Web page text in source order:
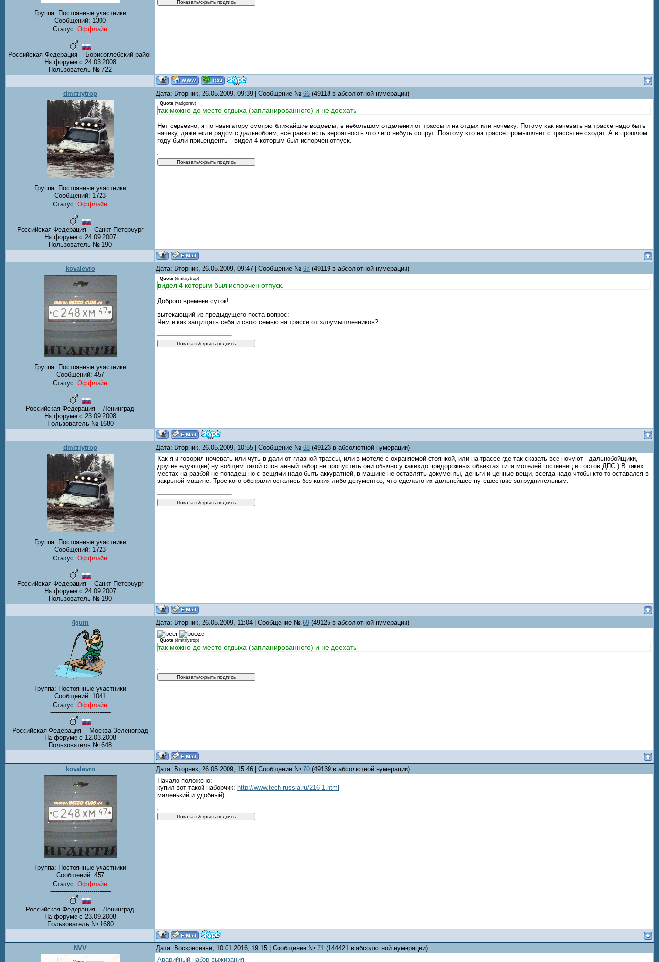
Группа: Постоянные участники
Сообщений: 1300
Статус: Оффлайн
-------------------------------
Российская Федерация - Борисоглебский район
На форуме с 24.03.2008
Пользователь № 722
dmitriytrop Дата: Вторник, 26.05.2009, 09:39 | Сообщение № 66 (49118 в абсолютной нумерации)
Группа: Постоянные участники
Сообщений: 1723
Статус: Оффлайн
-------------------------------
Российская Федерация - Санкт Петербург
На форуме с 24.09.2007
Пользователь № 190
Quote (vadgorev)
так можно до место отдыха (запланированного) и не доехать
Нет серьезно, я по навигатору смотрю ближайшие водоемы, в небольшом отдалении от трассы и на отдых или ночевку. Потому как начевать на трассе надо быть
начеку, даже если рядом с дальнобоем, всё равно есть вероятность что чего нибуть сопрут. Поэтому кто на трассе промышляет с трассы не сходят. А в прошлом
году были приценденты - видел 4 которым был испорчен отпуск.
kovalevro Дата: Вторник, 26.05.2009, 09:47 | Сообщение № 67 (49119 в абсолютной нумерации)
Группа: Постоянные участники
Сообщений: 457
Статус: Оффлайн
-------------------------------
Российская Федерация - Ленинград
На форуме с 23.09.2008
Пользователь № 1680
Quote (dmitriytrop)
видел 4 которым был испорчен отпуск.
Доброго времени суток!
вытекающий из предыдущего поста вопрос:
Чем и как защищать себя и свою семью на трассе от злоумышленников?
dmitriytrop Дата: Вторник, 26.05.2009, 10:55 | Сообщение № 68 (49123 в абсолютной нумерации)
Группа: Постоянные участники
Сообщений: 1723
Статус: Оффлайн
-------------------------------
Российская Федерация - Санкт Петербург
На форуме с 24.09.2007
Пользователь № 190
Как я и говорил ночевать или чуть в дали от главной трассы, или в мотеле с охраняемой стоянкой, или на трассе где так сказать все ночуют - дальнобойщики,
другие едующие( ну вобщем такой спонтанный табор не пропустить они обычно у какихдо придорожных объектах типа мотелей гостинниц и постов ДПС.) В таких
местах на разбой не попадеш но с вещями надо быть аккуратней, в машине не оставлять документы, деньги и ценные вещи, всегда надо чтобы кто то оставался в
закрытой машине. Трое кого обокрали остались без каких либо документов, что сделало их дальнейшее путешествие затруднительным.
4gum Дата: Вторник, 26.05.2009, 11:04 | Сообщение № 69 (49125 в абсолютной нумерации)
Группа: Постоянные участники
Сообщений: 1041
Статус: Оффлайн
-------------------------------
Российская Федерация - Москва-Зеленоград
На форуме с 12.03.2008
Пользователь № 648
Quote (dmitriytrop)
так можно до место отдыха (запланированного) и не доехать
kovalevro Дата: Вторник, 26.05.2009, 15:46 | Сообщение № 70 (49139 в абсолютной нумерации)
Группа: Постоянные участники
Сообщений: 457
Статус: Оффлайн
-------------------------------
Российская Федерация - Ленинград
На форуме с 23.09.2008
Пользователь № 1680
Начало положено:
купил вот такой наборчик: http://www.tech-russia.ru/216-1.html
маленький и удобный).
NVV Дата: Воскресенье, 10.01.2016, 19:15 | Сообщение № 71 (144421 в абсолютной нумерации)
Аварийный набор выживания